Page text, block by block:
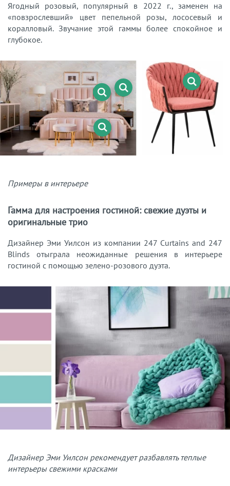
Ягодный розовый, популярный в 2022 г., заменен на
«повзрослевший» цвет пепельной розы, лососевый и
коралловый. Звучание этой гаммы более спокойное и
глубокое.
Примеры в интерьере
Гамма для настроения гостиной: свежие дуэты и
оригинальные трио
Дизайнер Эми Уилсон из компании 247 Curtains and 247
Blinds отыграла неожиданные решения в интерьере
гостиной с помощью зелено-розового дуэта.
Дизайнер Эми Уилсон рекомендует разбавлять теплые
интерьеры свежими красками